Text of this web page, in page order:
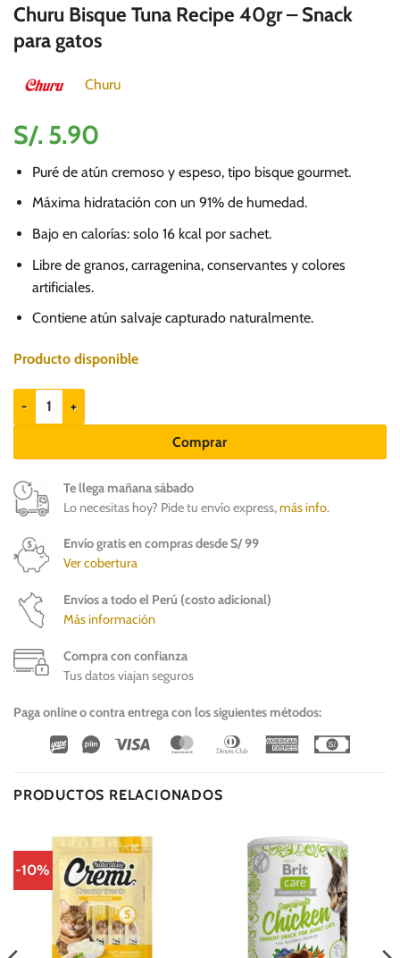
Churu Bisque Tuna Recipe 40gr – Snack
para gatos
Churu
S/. 5.90
Puré de atún cremoso y espeso, tipo bisque gourmet.
Máxima hidratación con un 91% de humedad.
Bajo en calorías: solo 16 kcal por sachet.
Libre de granos, carragenina, conservantes y colores
artificiales.
Contiene atún salvaje capturado naturalmente.
Producto disponible
Churu Bisque Tuna Recipe 40gr - Snack para gatos cantidad
Comprar
Te llega mañana sábado
Lo necesitas hoy? Pide tu envío express,más info.
Envío gratis en compras desde S/ 99
Ver cobertura
Envíos a todo el Perú (costo adicional)
Más información
Compra con confianza
Tus datos viajan seguros
Paga online o contra entrega con los siguientes métodos:
Wirecard
Vipps Visa MasterCardDinners
American
PRODUCTOS RELACIONADOS
-10%